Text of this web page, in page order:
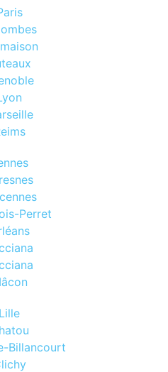
Perret
Lille
Billancourt